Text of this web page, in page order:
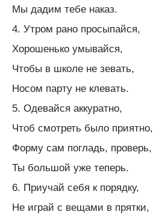
Мы дадим тебе наказ.
4. Утром рано просыпайся,
Хорошенько умывайся,
Чтобы в школе не зевать,
Носом парту не клевать.
5. Одевайся аккуратно,
Чтоб смотреть было приятно,
Форму сам погладь, проверь,
Ты большой уже теперь.
6. Приучай себя к порядку,
Не играй с вещами в прятки,